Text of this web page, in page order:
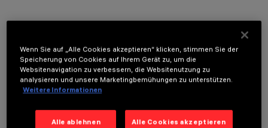
OPTIONALE KOMPONENTEN
Wenn Sie auf „Alle Cookies akzeptieren“ klicken, stimmen Sie der
Speicherung von Cookies auf Ihrem Gerät zu, um die
Websitenavigation zu verbessern, die Websitenutzung zu
analysieren und unsere Marketingbemühungen zu unterstützen.
Weitere Informationen
Alle ablehnen Alle Cookies akzeptieren